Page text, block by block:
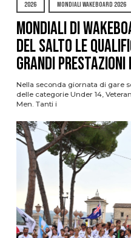
2026 MONDIALI WAKEBOARD 2026
Mondiali di
del Salto le
grandi
Nella seconda giornata di gare
delle categorie Under 14,
Men. Tanti i